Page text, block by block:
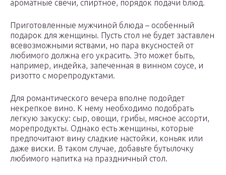
ароматные свечи, спиртное, порядок подачи блюд.
Приготовленные мужчиной блюда – особенный
подарок для женщины. Пусть стол не будет заставлен
всевозможными яствами, но пара вкусностей от
любимого должна его украсить. Это может быть,
например, индейка, запеченная в винном соусе, и
ризотто с морепродуктами.
Для романтического вечера вполне подойдет
некрепкое вино. К нему необходимо подобрать
легкую закуску: сыр, овощи, грибы, мясное ассорти,
морепродукты. Однако есть женщины, которые
предпочитают вину сладкие настойки, коньяк или
даже виски. В таком случае, добавьте бутылочку
любимого напитка на праздничный стол.